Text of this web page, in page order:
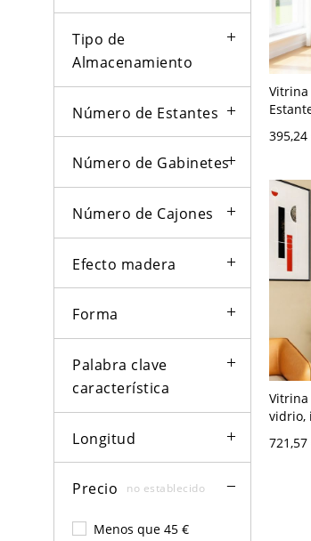
Tipo de
Almacenamiento
Número de Estantes
Número de Gabinetes
Número de Cajones
Efecto madera
Forma
Palabra clave
característica
Longitud
Precio no establecido
Menos que 45 €
Vitrina
Puerta
395,24
vidrio,
721,57